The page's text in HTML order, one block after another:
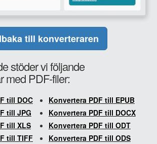
till konverteraren
stöder vi följande
med PDF-filer:
till DOC
Konvertera PDF till EPUB
till JPG
Konvertera PDF till DOCX
till XLS
Konvertera PDF till ODT
till TIFF
Konvertera PDF till ODS